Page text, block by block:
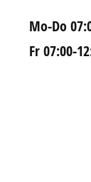
Mo-Do
Fr 07:00-